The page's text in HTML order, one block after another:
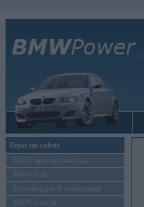
Ziņas un raksti
BMW modeļu jaunumi
BMW testi
Tehnoloģijas & sasniegumi
BMW Latvijā